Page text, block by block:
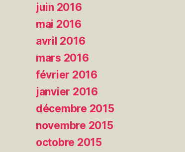
juin 2016
mai 2016
avril 2016
mars 2016
février 2016
janvier 2016
décembre 2015
novembre 2015
octobre 2015